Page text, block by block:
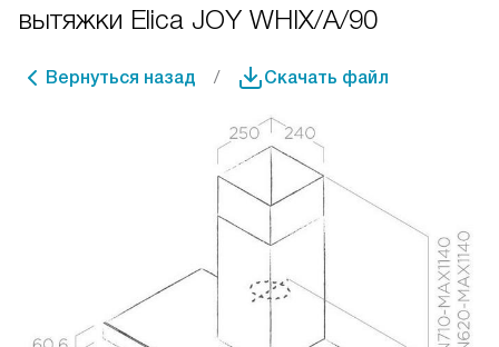
вытяжки Elica JOY WHIX/A/90
Вернуться назад Скачать файл